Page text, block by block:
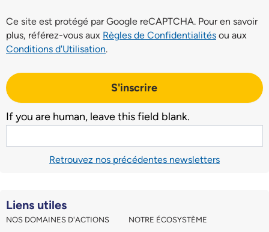
Liens utiles
NOS DOMAINES D'ACTIONS NOTRE ÉCOSYSTÈME
Ce site est protégé par Google reCAPTCHA. Pour en savoir
plus, référez-vous aux Règles de Confidentialités ou aux
Conditions d'Utilisation.
S'inscrire
If you are human, leave this field blank.
Retrouvez nos précédentes newsletters